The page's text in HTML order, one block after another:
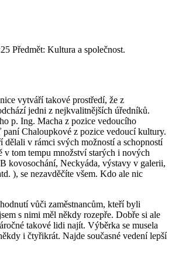
Předmět: Kultura a společnost.
vytváří takové prostředí, že z
jedni z nejkvalitnějších úředníků.
p. Ing. Macha z pozice vedoucího
paní Chaloupkové z pozice vedoucí kultury.
dělali v rámci svých možností a schopností
v tom tempu množství starých i nových
kovosochání, Neckyáda, výstavy v galerii,
), se nezavděčíte všem. Kdo ale nic
vůči zaměstnancům, kteří byli
s nimi měl někdy rozepře. Dobře si ale
takové lidi najít. Výběrka se musela
i čtyřikrát. Najde současné vedení lepší